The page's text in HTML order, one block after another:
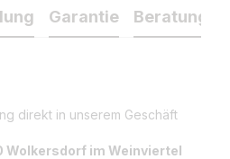
Garantie Beratung
direkt in unserem Geschäft
Wolkersdorf im Weinviertel